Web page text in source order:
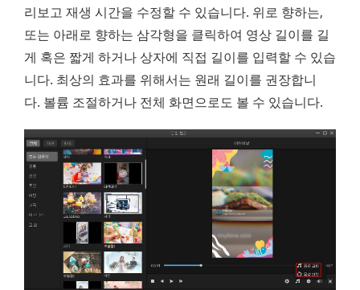
리보고 재생 시간을 수정할 수 있습니다. 위로 향하는,
또는 아래로 향하는 삼각형을 클릭하여 영상 길이를 길
게 혹은 짧게 하거나 상자에 직접 길이를 입력할 수 있습
니다. 최상의 효과를 위해서는 원래 길이를 권장합니
다. 볼륨 조절하거나 전체 화면으로도 볼 수 있습니다.